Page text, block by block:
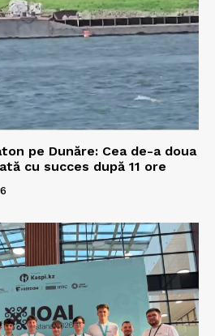
pe Dunăre: Cea de-a doua
cu succes după 11 ore